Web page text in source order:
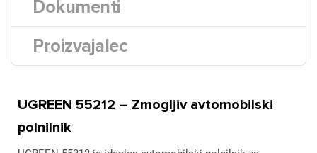
Dokumenti
Proizvajalec
UGREEN 55212 – Zmogljiv avtomobilski
polnilnik